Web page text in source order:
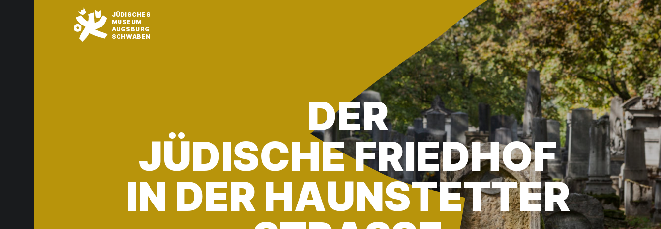
JÜDISCHES
MUSEUM
AUGSBURG
SCHWABEN
DER
JÜDISCHE FRIEDHOF
IN DER HAUNSTETTER